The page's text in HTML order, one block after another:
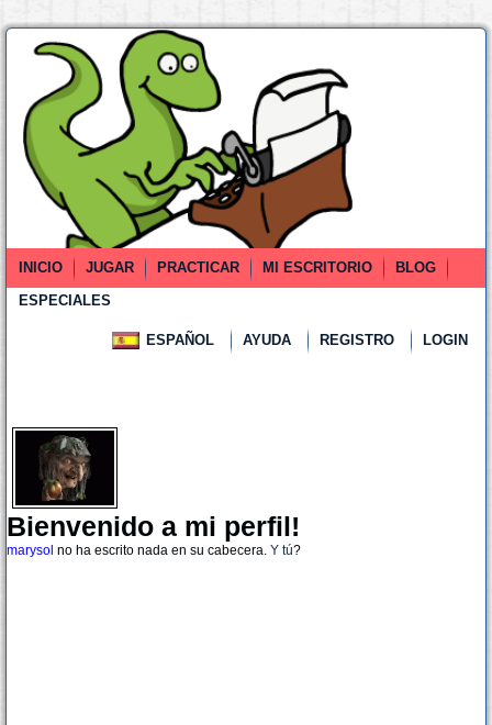
INICIO JUGAR PRACTICAR MI ESCRITORIO
BLOG
ESPECIALES
ESPAÑOL AYUDA REGISTRO LOGIN
Bienvenido a mi perfil!
marysol no ha escrito nada en su cabecera. Y tú?